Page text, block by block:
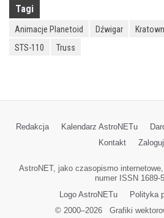
Tagi
Animacje Planetoid Dźwigar
STS-110
Truss
Redakcja Kalendarz AstroNETu
Kontakt
Zaloguj
AstroNET, jako czasopismo
numer ISSN 1689-
Logo AstroNETu
Polityka
© 2000–2026Grafiki